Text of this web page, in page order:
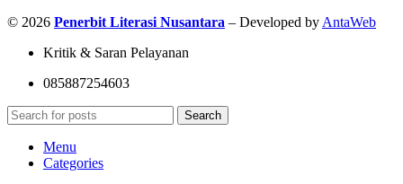
© 2026 Penerbit Literasi Nusantara – Developed by AntaWeb
Kritik & Saran Pelayanan
085887254603
Search
Menu
Categories